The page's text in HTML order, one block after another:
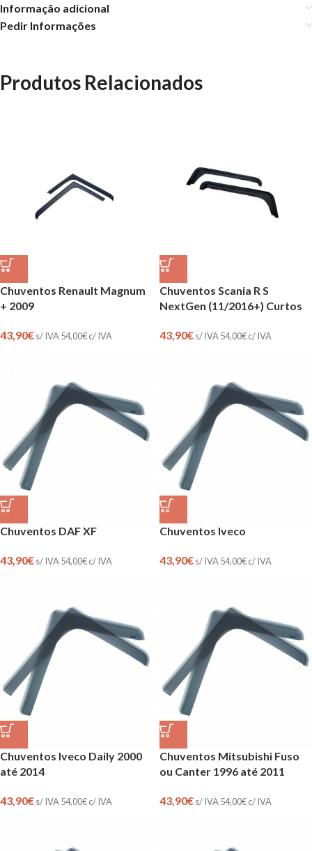
Informação adicional
Pedir Informações
Produtos Relacionados
Chuventos Renault Magnum
+ 2009
43,90€s/ IVA 54,00€c/ IVA
Chuventos Scania R S
NextGen (11/2016+) Curtos
43,90€s/ IVA 54,00€c/ IVA
Chuventos DAF XF
43,90€s/ IVA 54,00€c/ IVA
Chuventos Iveco
43,90€s/ IVA 54,00€c/ IVA
Chuventos Iveco Daily 2000
até 2014
43,90€s/ IVA 54,00€c/ IVA
Chuventos Mitsubishi Fuso
ou Canter 1996 até 2011
43,90€s/ IVA 54,00€c/ IVA